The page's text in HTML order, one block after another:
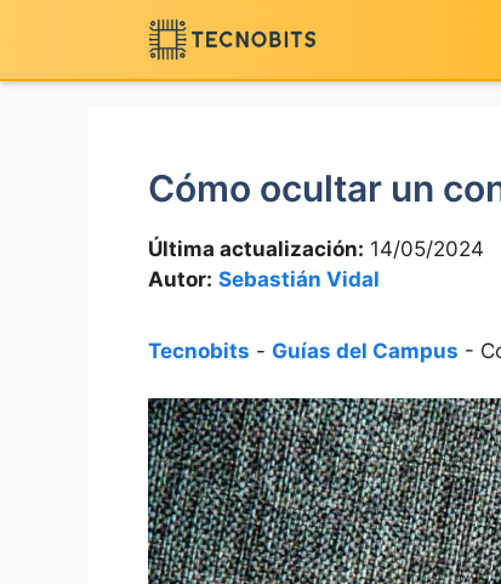
contenido
Cómo ocultar un
Última actualización: 14/05/2024
Autor: Sebastián Vidal
Tecnobits - Guías del Campus -